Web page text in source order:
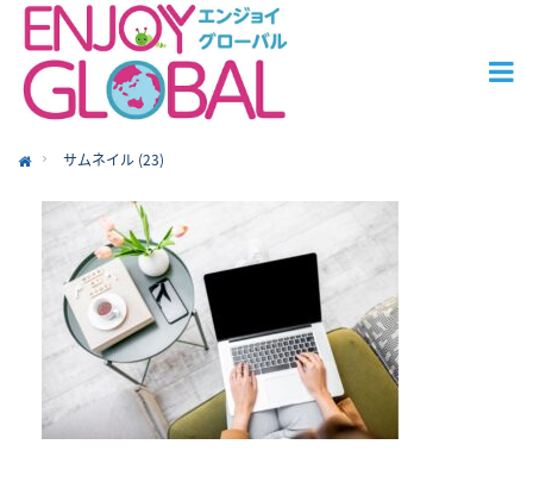
サムネイル (23)